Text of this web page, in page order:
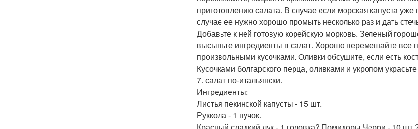
приготовлению салата. В случае если морская капуста
случае ее нужно хорошо промыть несколько раз и дать
Добавьте к ней готовую корейскую морковь. Зеленый
высыпьте ингредиенты в салат. Хорошо перемешайте все
произвольными кусочками. Оливки обсушите, если есть
Кусочками болгарского перца, оливками и укропом
7. салат по-итальянски.
Ингредиенты:
Листья пекинской капусты - 15 шт.
Руккола - 1 пучок.